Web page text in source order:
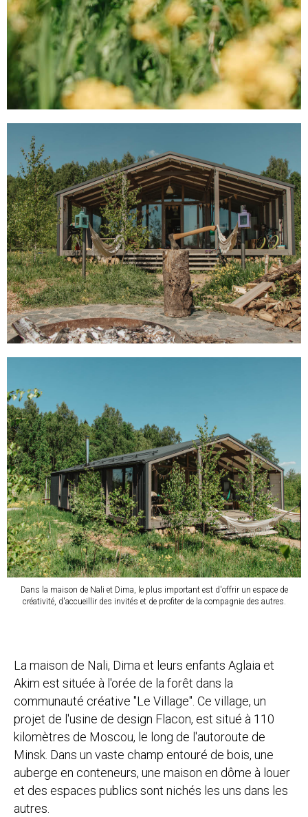
Dans la maison de Nali et Dima, le plus important est d'offrir un espace de
créativité, d'accueillir des invités et de profiter de la compagnie des autres.
La maison de Nali, Dima et leurs enfants Aglaia et
Akim est située à l'orée de la forêt dans la
communauté créative "Le Village". Ce village, un
projet de l'usine de design Flacon, est situé à 110
kilomètres de Moscou, le long de l'autoroute de
Minsk. Dans un vaste champ entouré de bois, une
auberge en conteneurs, une maison en dôme à louer
et des espaces publics sont nichés les uns dans les
autres.